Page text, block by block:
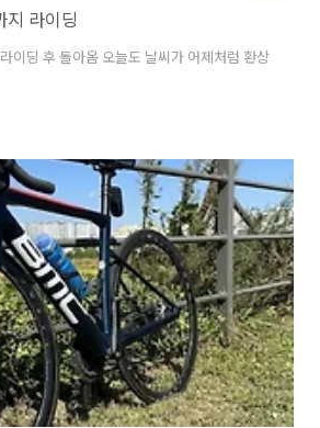
라이딩
이딩 후 돌아옴 오늘도 날씨가 어제처럼 환상